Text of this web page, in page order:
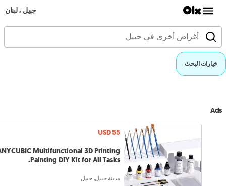
جبيل ، لبنان
خيارات البحث
Ads
USD 55
Multifunctional 3D Printing
Painting DIY Kit for All Tasks.
مدينة جبيل, جبيل